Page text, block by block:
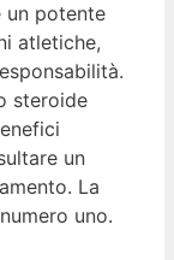
un potente
atletiche,
steroide
un
La
uno.